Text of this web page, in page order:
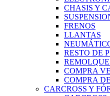
CHASIS Y
FRENOS
LLANTAS
RESTO DE
COMPRA
COMPRA
CARCROSS Y